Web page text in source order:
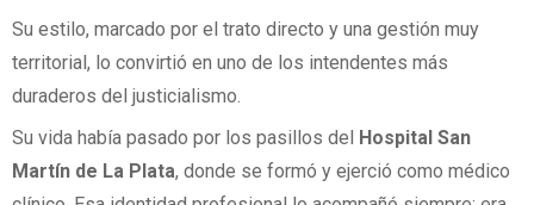
Su estilo, marcado por el trato directo y una gestión muy
territorial, lo convirtió en uno de los intendentes más
duraderos del justicialismo.
Su vida había pasado por los pasillos del
Hospital San
Martín de La Plata, donde se formó y ejerció como médico